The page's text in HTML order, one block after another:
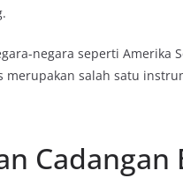
negara seperti Amerika
merupakan salah satu
Cadangan